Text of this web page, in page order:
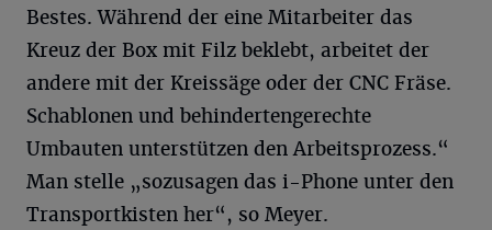
Bestes. Während der eine Mitarbeiter das
Kreuz der Box mit Filz beklebt, arbeitet der
andere mit der Kreissäge oder der CNC Fräse.
Schablonen und behindertengerechte
Umbauten unterstützen den Arbeitsprozess.“
Man stelle „sozusagen das i-Phone unter den
Transportkisten her“, so Meyer.